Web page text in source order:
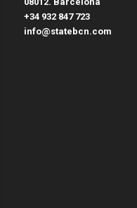
+34 932 847 723
info@statebcn.com